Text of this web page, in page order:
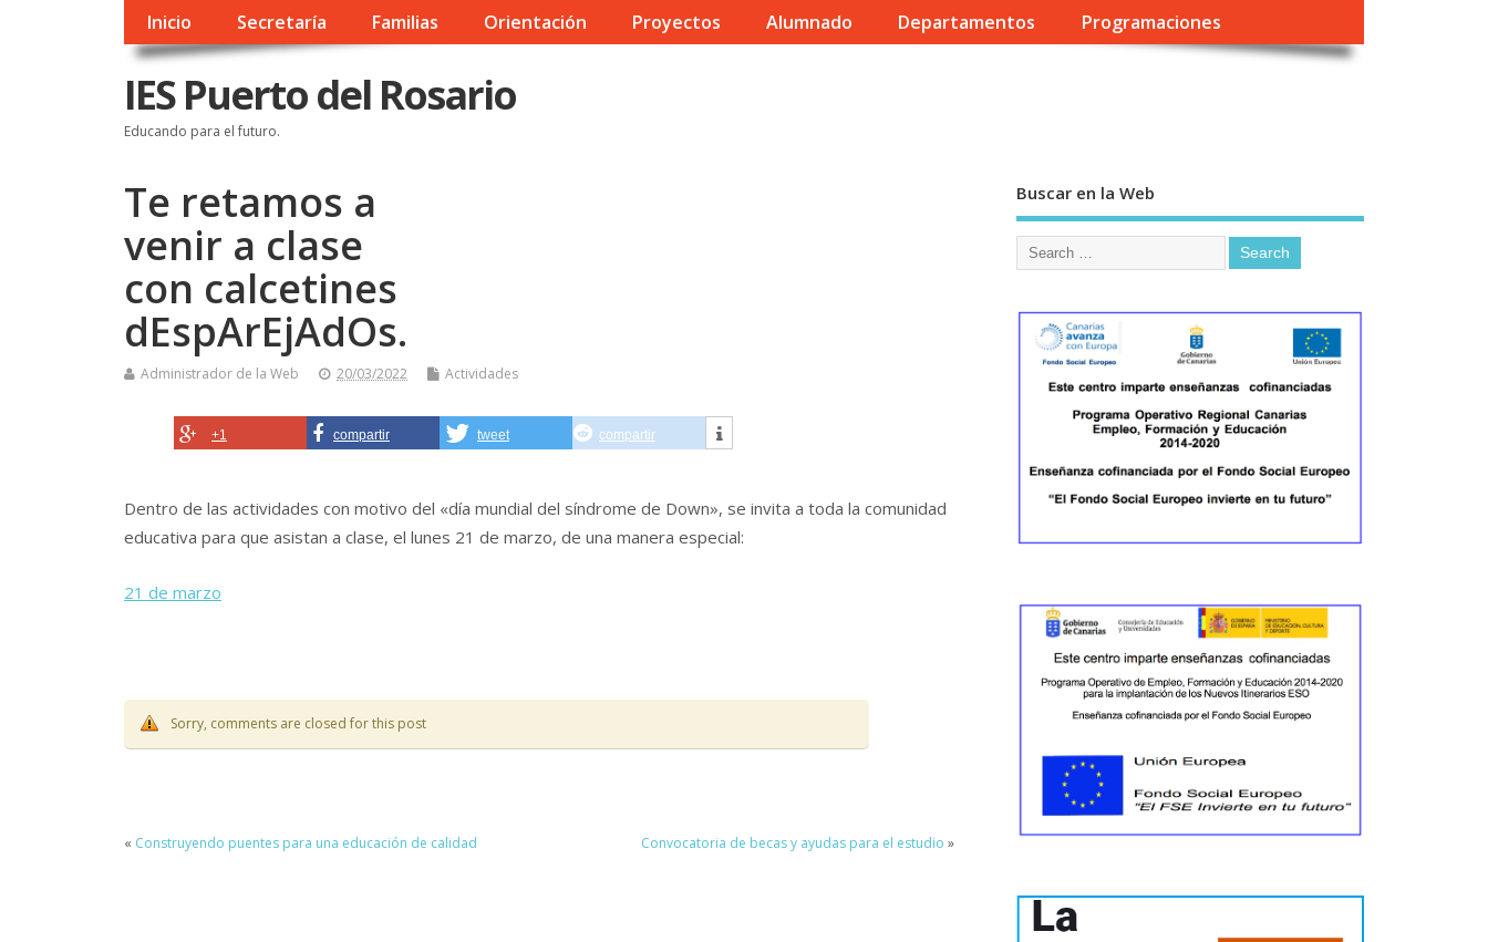
Inicio Secretaría Familias Orientación Proyectos Alumnado Departamentos Programaciones
IES Puerto del Rosario
Educando para el futuro.
Te retamos a
venir a clase
con calcetines
dEspArEjAdOs.
Administrador de la Web 20/03/2022 Actividades
+1 compartir tweet compartir
Dentro de las actividades con motivo del «día mundial del síndrome de Down», se invita a toda la comunidad
educativa para que asistan a clase, el lunes 21 de marzo, de una manera especial:
21 de marzo
Sorry, comments are closed for this post
« Construyendo puentes para una educación de calidad Convocatoria de becas y ayudas para el estudio »
Buscar en la Web